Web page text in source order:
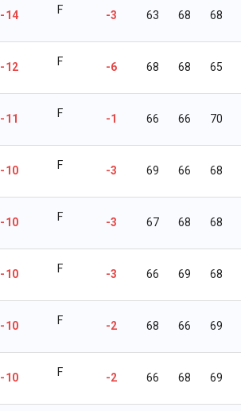
-14 F -3 63 68 68
-12 F -6 68 68 65
-11 F -1 66 66 70
-10 F -3 69 66 68
-10 F -3 67 68 68
-10 F -3 66 69 68
-10 F -2 68 66 69
-10 F -2 66 68 69